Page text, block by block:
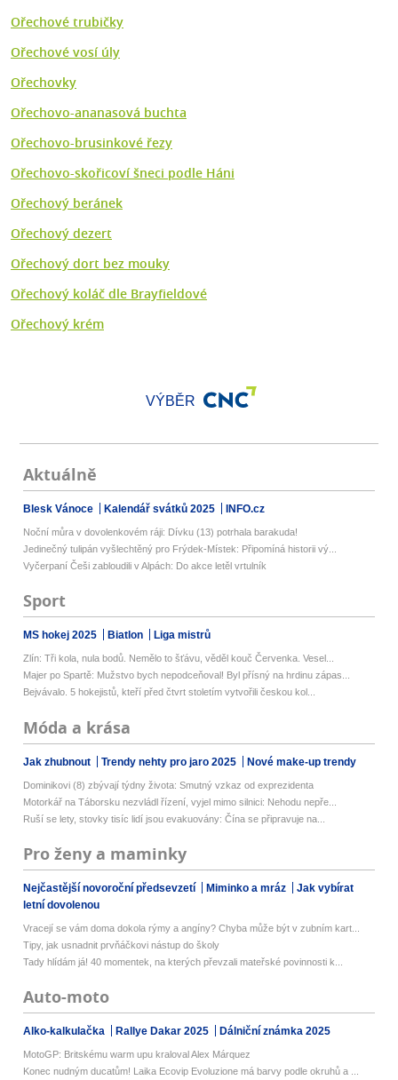
Ořechové trubičky
Ořechové vosí úly
Ořechovky
Ořechovo-ananasová buchta
Ořechovo-brusinkové řezy
Ořechovo-skořicoví šneci podle Háni
Ořechový beránek
Ořechový dezert
Ořechový dort bez mouky
Ořechový koláč dle Brayfieldové
Ořechový krém
VÝBĚR
Aktuálně
Blesk Vánoce Kalendář svátků 2025 INFO.cz
Noční můra v dovolenkovém ráji: Dívku (13) potrhala barakuda!
Jedinečný tulipán vyšlechtěný pro Frýdek-Místek: Připomíná historii vý...
Vyčerpaní Češi zabloudili v Alpách: Do akce letěl vrtulník
Sport
MS hokej 2025 Biatlon Liga mistrů
Zlín: Tři kola, nula bodů. Nemělo to šťávu, věděl kouč Červenka. Vesel...
Majer po Spartě: Mužstvo bych nepodceňoval! Byl přísný na hrdinu zápas...
Bejvávalo. 5 hokejistů, kteří před čtvrt stoletím vytvořili českou kol...
Móda a krása
Jak zhubnout Trendy nehty pro jaro 2025 Nové make-up trendy
Dominikovi (8) zbývají týdny života: Smutný vzkaz od exprezidenta
Motorkář na Táborsku nezvládl řízení, vyjel mimo silnici: Nehodu nepře...
Ruší se lety, stovky tisíc lidí jsou evakuovány: Čína se připravuje na...
Pro ženy a maminky
Nejčastější novoroční předsevzetí Miminko a mráz
Jak vybírat
letní dovolenou
Vracejí se vám doma dokola rýmy a angíny? Chyba může být v zubním kart...
Tipy, jak usnadnit prvňáčkovi nástup do školy
Tady hlídám já! 40 momentek, na kterých převzali mateřské povinnosti k...
Auto-moto
Alko-kalkulačka Rallye Dakar 2025 Dálniční známka 2025
MotoGP: Britskému warm upu kraloval Alex Márquez
Konec nudným ducatům! Laika Ecovip Evoluzione má barvy podle okruhů a ...